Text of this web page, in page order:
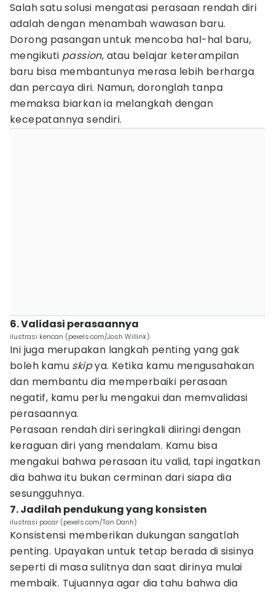
Salah satu solusi mengatasi perasaan rendah diri
adalah dengan menambah wawasan baru.
Dorong pasangan untuk mencoba hal-hal baru,
mengikuti passion, atau belajar keterampilan
baru bisa membantunya merasa lebih berharga
dan percaya diri. Namun, doronglah tanpa
memaksa biarkan ia melangkah dengan
kecepatannya sendiri.
6. Validasi perasaannya
ilustrasi kencan (pexels.com/Josh Willink)
Ini juga merupakan langkah penting yang gak
boleh kamu skipya. Ketika kamu mengusahakan
dan membantu dia memperbaiki perasaan
negatif, kamu perlu mengakui dan memvalidasi
perasaannya.
Perasaan rendah diri seringkali diiringi dengan
keraguan diri yang mendalam. Kamu bisa
mengakui bahwa perasaan itu valid, tapi ingatkan
dia bahwa itu bukan cerminan dari siapa dia
sesungguhnya.
7. Jadilah pendukung yang konsisten
ilustrasi pacar (pexels.com/Tan Danh)
Konsistensi memberikan dukungan sangatlah
penting. Upayakan untuk tetap berada di sisinya
seperti di masa sulitnya dan saat dirinya mulai
membaik. Tujuannya agar dia tahu bahwa dia